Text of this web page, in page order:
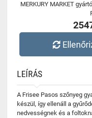
MERKURY MARKET
LEÍRÁS
A Frisee Pasos szőnyeg
készül, így ellenáll a
nedvességnek és a